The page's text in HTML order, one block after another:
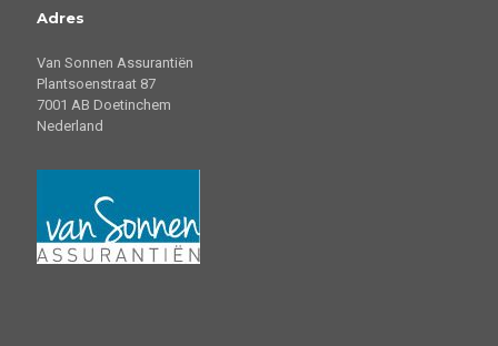
Adres
Van Sonnen Assurantiën
Plantsoenstraat 87
7001 AB Doetinchem
Nederland